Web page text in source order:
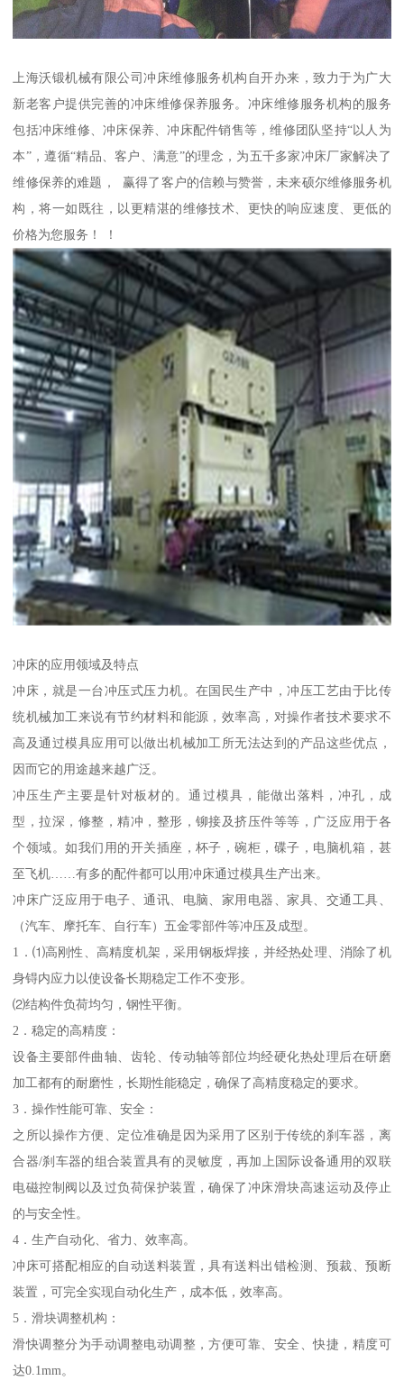
上海沃锻机械有限公司冲床维修服务机构自开办来，致力于为广大
新老客户提供完善的冲床维修保养服务。冲床维修服务机构的服务
包括冲床维修、冲床保养、冲床配件销售等，维修团队坚持“以人为
本”，遵循“精品、客户、满意”的理念，为五千多家冲床厂家解决了
维修保养的难题， 赢得了客户的信赖与赞誉，未来硕尔维修服务机
构，将一如既往，以更精湛的维修技术、更快的响应速度、更低的
价格为您服务！ ！
冲床的应用领域及特点
冲床，就是一台冲压式压力机。在国民生产中，冲压工艺由于比传
统机械加工来说有节约材料和能源，效率高，对操作者技术要求不
高及通过模具应用可以做出机械加工所无法达到的产品这些优点，
因而它的用途越来越广泛。
冲压生产主要是针对板材的。通过模具，能做出落料，冲孔，成
型，拉深，修整，精冲，整形，铆接及挤压件等等，广泛应用于各
个领域。如我们用的开关插座，杯子，碗柜，碟子，电脑机箱，甚
至飞机……有多的配件都可以用冲床通过模具生产出来。
冲床广泛应用于电子、通讯、电脑、家用电器、家具、交通工具、
（汽车、摩托车、自行车）五金零部件等冲压及成型。
1．⑴高刚性、高精度机架，采用钢板焊接，并经热处理、消除了机
身锝内应力以使设备长期稳定工作不变形。
⑵结构件负荷均匀，钢性平衡。
2．稳定的高精度：
设备主要部件曲轴、齿轮、传动轴等部位均经硬化热处理后在研磨
加工都有的耐磨性，长期性能稳定，确保了高精度稳定的要求。
3．操作性能可靠、安全：
之所以操作方便、定位准确是因为采用了区别于传统的刹车器，离
合器/刹车器的组合装置具有的灵敏度，再加上国际设备通用的双联
电磁控制阀以及过负荷保护装置，确保了冲床滑块高速运动及停止
的与安全性。
4．生产自动化、省力、效率高。
冲床可搭配相应的自动送料装置，具有送料出错检测、预裁、预断
装置，可完全实现自动化生产，成本低，效率高。
5．滑块调整机构：
滑快调整分为手动调整电动调整，方便可靠、安全、快捷，精度可
达0.1mm。